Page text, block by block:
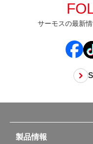
サーモスの最新
製品情報